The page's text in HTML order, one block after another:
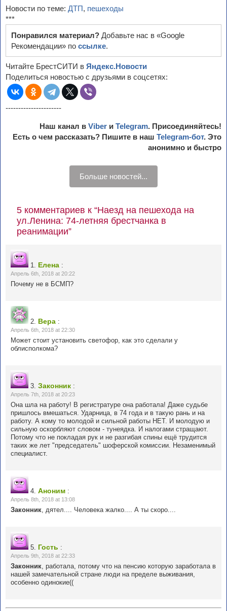
Новости по теме: ДТП, пешеходы
***
Понравился материал? Добавьте нас в «Google
Рекомендации» по ссылке.
Читайте БрестСИТИ в Яндекс.Новости
Поделиться новостью с друзьями в соцсетях:
----------------------
Наш канал в Viber и Telegram. Присоединяйтесь!
Есть о чем рассказать? Пишите в наш Telegram-бот. Это
анонимно и быстро
Больше новостей...
5 комментариев к “Наезд на пешехода на
ул.Ленина: 74-летняя брестчанка в
реанимации”
1. Елена :
Апрель 6th, 2018 at 20:22
Почему не в БСМП?
2. Вера :
Апрель 6th, 2018 at 22:30
Может стоит установить светофор, как это сделали у
облисполкома?
3. Законник :
Апрель 7th, 2018 at 20:23
Она шла на работу! В регистратуре она работала! Даже судьбе
пришлось вмешаться. Ударница, в 74 года и в такую рань и на
работу. А кому то молодой и сильной работы НЕТ. И молодую и
сильную оскорбляют словом - тунеядка. И налогами стращают.
Потому что не покладая рук и не разгибая спины ещё трудится
таких же лет "председатель" шоферской комиссии. Незаменимый
специалист.
4. Аноним :
Апрель 8th, 2018 at 13:08
Законник, дятел.... Человека жалко.... А ты скоро....
5. Гость :
Апрель 9th, 2018 at 22:33
Законник, работала, потому что на пенсию которую заработала в
нашей замечательной стране люди на пределе выживания,
особенно одинокие((